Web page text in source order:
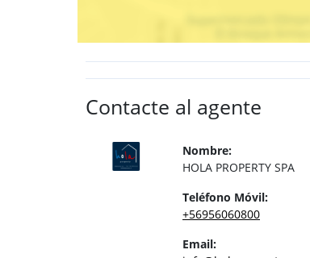
Contacte al agente
Nombre:
HOLA PROPERTY SPA
Teléfono Móvil:
+56956060800
Email: